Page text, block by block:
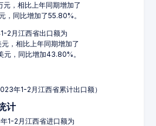
，相比上年同期增加了
，同比增加了55.80%。
2月江西省出口额为
，相比上年同期增加了
，同比增加43.80%。
年1-2月江西省累计出口额）
计
1-2月江西省进口额为